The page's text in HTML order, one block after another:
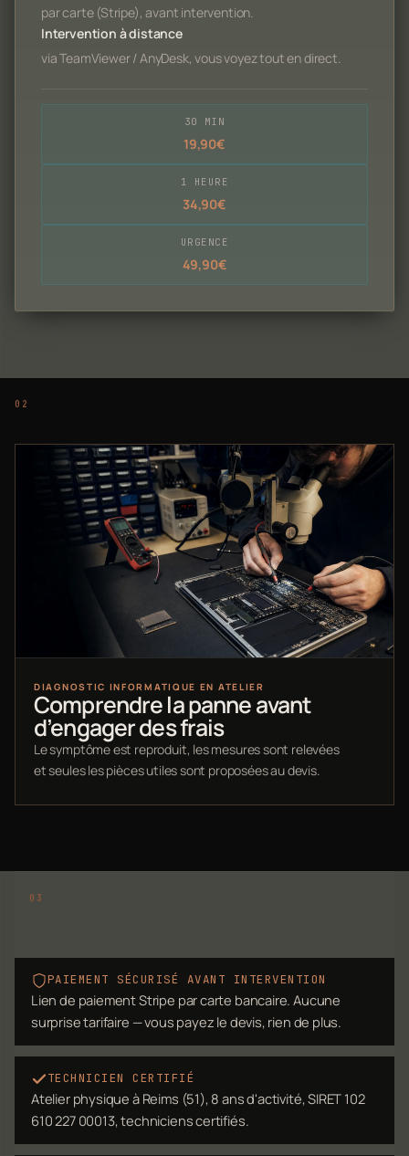
par carte (Stripe), avant intervention.
Intervention à distance
via TeamViewer / AnyDesk, vous voyez tout en direct.
30 MIN
19,90€
1 HEURE
34,90€
URGENCE
49,90€
DIAGNOSTIC INFORMATIQUE EN ATELIER
Comprendre la panne avant
d’engager des frais
Le symptôme est reproduit, les mesures sont relevées
et seules les pièces utiles sont proposées au devis.
PAIEMENT SÉCURISÉ AVANT INTERVENTION
Lien de paiement Stripe par carte bancaire. Aucune
surprise tarifaire — vous payez le devis, rien de plus.
TECHNICIEN CERTIFIÉ
Atelier physique à Reims (51), 8 ans d'activité, SIRET 102
610 227 00013, techniciens certifiés.